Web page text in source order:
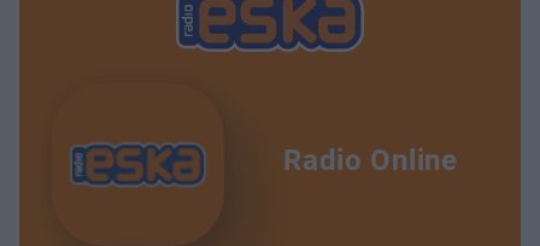
Radio Online